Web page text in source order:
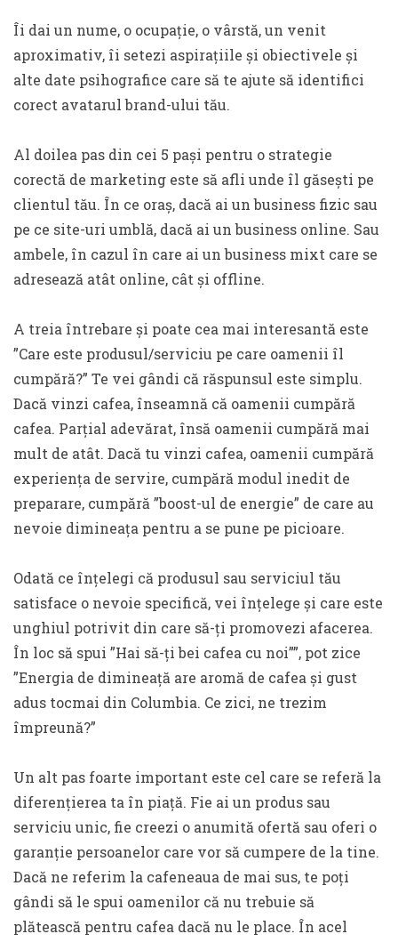
Îi dai un nume, o ocupație, o vârstă, un venit
aproximativ, îi setezi aspirațiile și obiectivele și
alte date psihografice care să te ajute să identifici
corect avatarul brand-ului tău.
Al doilea pas din cei 5 pași pentru o strategie
corectă de marketing este să afli unde îl găsești pe
clientul tău. În ce oraș, dacă ai un business fizic sau
pe ce site-uri umblă, dacă ai un business online. Sau
ambele, în cazul în care ai un business mixt care se
adresează atât online, cât și offline.
A treia întrebare și poate cea mai interesantă este
”Care este produsul/serviciu pe care oamenii îl
cumpără?” Te vei gândi că răspunsul este simplu.
Dacă vinzi cafea, înseamnă că oamenii cumpără
cafea. Parțial adevărat, însă oamenii cumpără mai
mult de atât. Dacă tu vinzi cafea, oamenii cumpără
experiența de servire, cumpără modul inedit de
preparare, cumpără ”boost-ul de energie” de care au
nevoie dimineața pentru a se pune pe picioare.
Odată ce înțelegi că produsul sau serviciul tău
satisface o nevoie specifică, vei înțelege și care este
unghiul potrivit din care să-ți promovezi afacerea.
În loc să spui ”Hai să-ți bei cafea cu noi””, pot zice
”Energia de dimineață are aromă de cafea și gust
adus tocmai din Columbia. Ce zici, ne trezim
împreună?”
Un alt pas foarte important este cel care se referă la
diferențierea ta în piață. Fie ai un produs sau
serviciu unic, fie creezi o anumită ofertă sau oferi o
garanție persoanelor care vor să cumpere de la tine.
Dacă ne referim la cafeneaua de mai sus, te poți
gândi să le spui oamenilor că nu trebuie să
plătească pentru cafea dacă nu le place. În acel